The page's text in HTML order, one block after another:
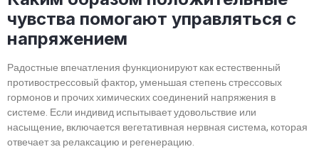
чувства помогают управляться с
напряжением
Радостные впечатления функционируют как естественный
противострессовый фактор, уменьшая степень стрессовых
гормонов и прочих химических соединений напряжения в
системе. Если индивид испытывает удовольствие или
насыщение, включается вегетативная нервная система, которая
отвечает за релаксацию и регенерацию.